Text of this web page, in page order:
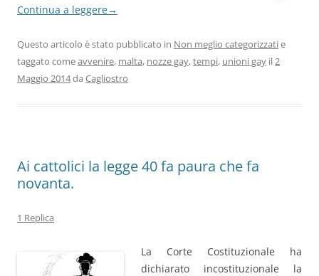
Continua a leggere→
Questo articolo è stato pubblicato in Non meglio categorizzatie
taggato comeavvenire, malta, nozze gay,tempi, unioni gay il2
Maggio 2014da Cagliostro
Ai cattolici la legge 40 fa paura che fa
novanta.
1 Replica
La Corte Costituzionale ha
dichiarato incostituzionale la